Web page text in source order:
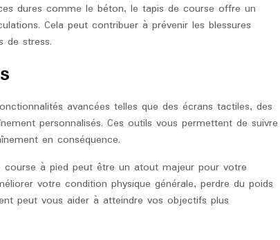
dures comme le béton, le tapis de course offre un
Cela peut contribuer à prévenir les blessures
de stress.
avancées telles que des écrans tactiles, des
personnalisés. Ces outils vous permettent de suivre
en conséquence.
course à pied peut être un atout majeur pour votre
votre condition physique générale, perdre du poids
peut vous aider à atteindre vos objectifs plus